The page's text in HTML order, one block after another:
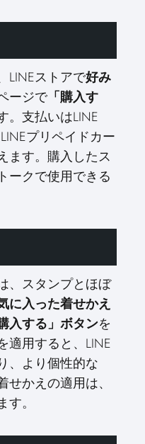
LINEストアで好み
ージで「購入す
。支払いはLINE
プリペイドカー
ます。購入したス
ークで使用できる
、スタンプとほぼ
に入った着せかえ
入する」ボタンを
適用すると、LINE
、より個性的な
せかえの適用は、
。